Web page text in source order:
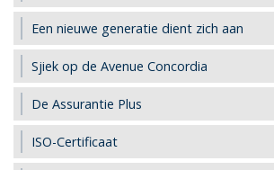
Een nieuwe generatie dient zich aan
Sjiek op de Avenue Concordia
De Assurantie Plus
ISO-Certificaat